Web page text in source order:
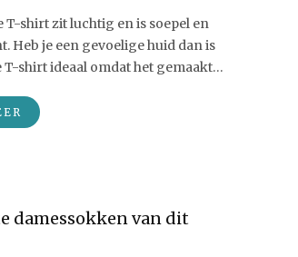
T-shirt zit luchtig en is soepel en
Heb je een gevoelige huid dan is
T-shirt ideaal omdat het gemaakt…
damessokken van dit